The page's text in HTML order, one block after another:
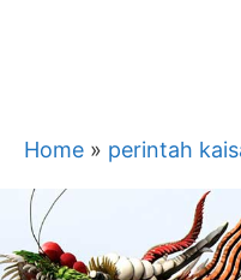
Home » perintah